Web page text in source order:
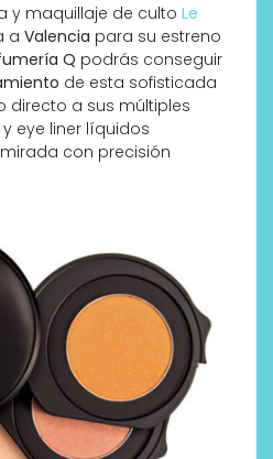
y maquillaje de culto Le
a Valencia para su estreno
Q podrás conseguir
de esta sofisticada
directo a sus múltiples
y eye liner líquidos
con precisión